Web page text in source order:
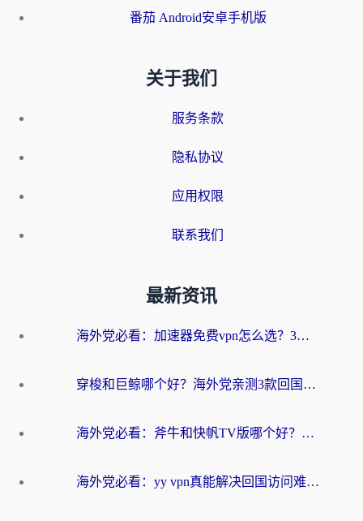
番茄 Android安卓手机版
关于我们
服务条款
隐私协议
应用权限
联系我们
最新资讯
海外党必看：加速器免费vpn怎么选？3步教你无缝访问国内资源
穿梭和巨鲸哪个好？海外党亲测3款回国加速器，教你避开90%的坑
海外党必看：斧牛和快帆TV版哪个好？3分钟选对回国加速器，无缝刷B站、追热剧
海外党必看：yy vpn真能解决回国访问难题？附云极initap测评+免费方案对比